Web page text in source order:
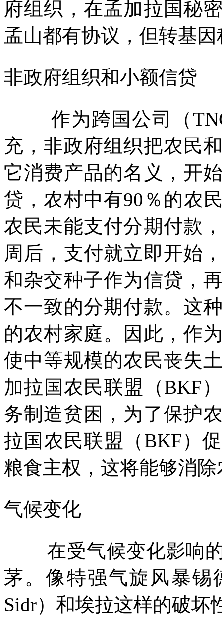
府组织，在孟加拉国秘
孟山都有协议，但转基
非政府组织和小额信贷
作为跨国公司（
充，非政府组织把农民
它消费产品的名义，开
贷，农村中有90 ％的农
农民未能支付分期付款
周后，支付就立即开始
和杂交种子作为信贷，
不一致的分期付款。这
的农村家庭。因此，作
使中等规模的农民丧失
加拉国农民联盟（BKF
务制造贫困，为了保护
拉国农民联盟（ BKF）
粮食主权，这将能够消
气候变化
在受气候变化影响
茅。像特强气旋风暴锡
Sidr）和埃拉这样的破坏